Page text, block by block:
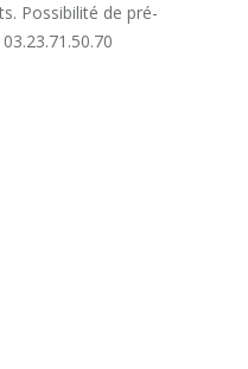
Possibilité de pré-